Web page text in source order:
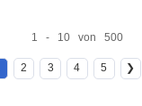
1 - 10 von 500
2 3 4 5 ❯